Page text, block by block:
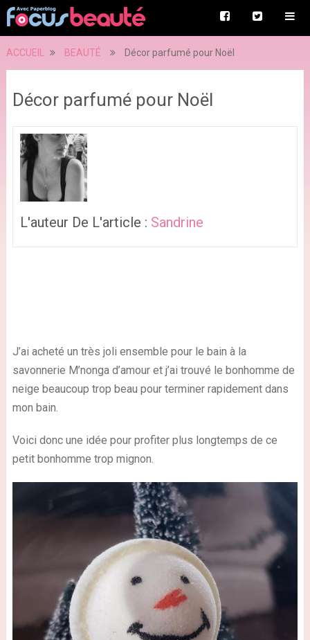
ACCUEIL BEAUTÉ Décor parfumé pour Noël
Décor parfumé pour Noël
L'auteur De L'article : Sandrine
J’ai acheté un très joli ensemble pour le bain à la
savonnerie M’nonga d’amour et j’ai trouvé le bonhomme de
neige beaucoup trop beau pour terminer rapidement dans
mon bain.
Voici donc une idée pour profiter plus longtemps de ce
petit bonhomme trop mignon.